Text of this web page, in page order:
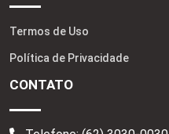
Termos de Uso
Política de Privacidade
CONTATO